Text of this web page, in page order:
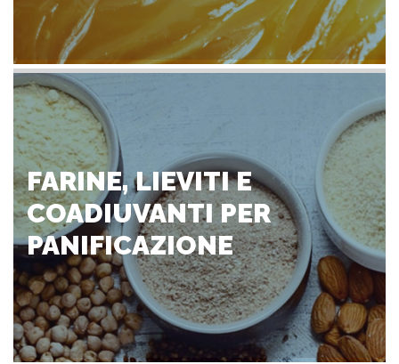
FARINE, LIEVITI E
COADIUVANTI PER
PANIFICAZIONE